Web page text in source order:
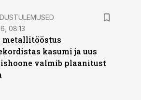
08:13
metallitööstus
kasumi ja uus
valmib plaanitust